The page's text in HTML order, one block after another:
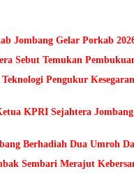
Jombang Gelar Porkab
Sebut Temukan
Pengukur
KPRI Sejahtera
Berhadiah Dua Umroh
Sembari Merajut